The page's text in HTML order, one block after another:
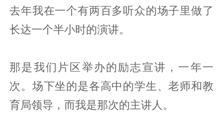
去年我在一个有两百多听众的场子里做了
长达一个半小时的演讲。
那是我们片区举办的励志宣讲，一年一
次。场下坐的是各高中的学生、老师和教
育局领导，而我是那次的主讲人。